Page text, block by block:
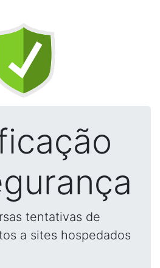
tentativas de
a sites hospedados